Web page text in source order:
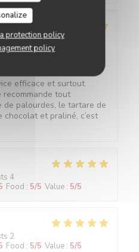
protection policy
policy
2
Food:5/5 Value
efficace et surtout
recommande tout
palourdes, le tartare de
chocolat et praliné, c’est
4
Food : 5/5 Value : 5/5
2
Food : 5/5 Value : 5/5